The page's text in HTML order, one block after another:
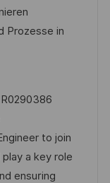
Prozesse in
R0290386
to join
a key role
ensuring